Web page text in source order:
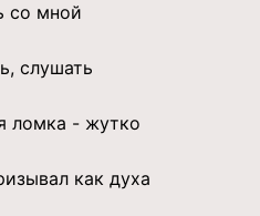
со мной
слушать
ломка - жутко
как духа